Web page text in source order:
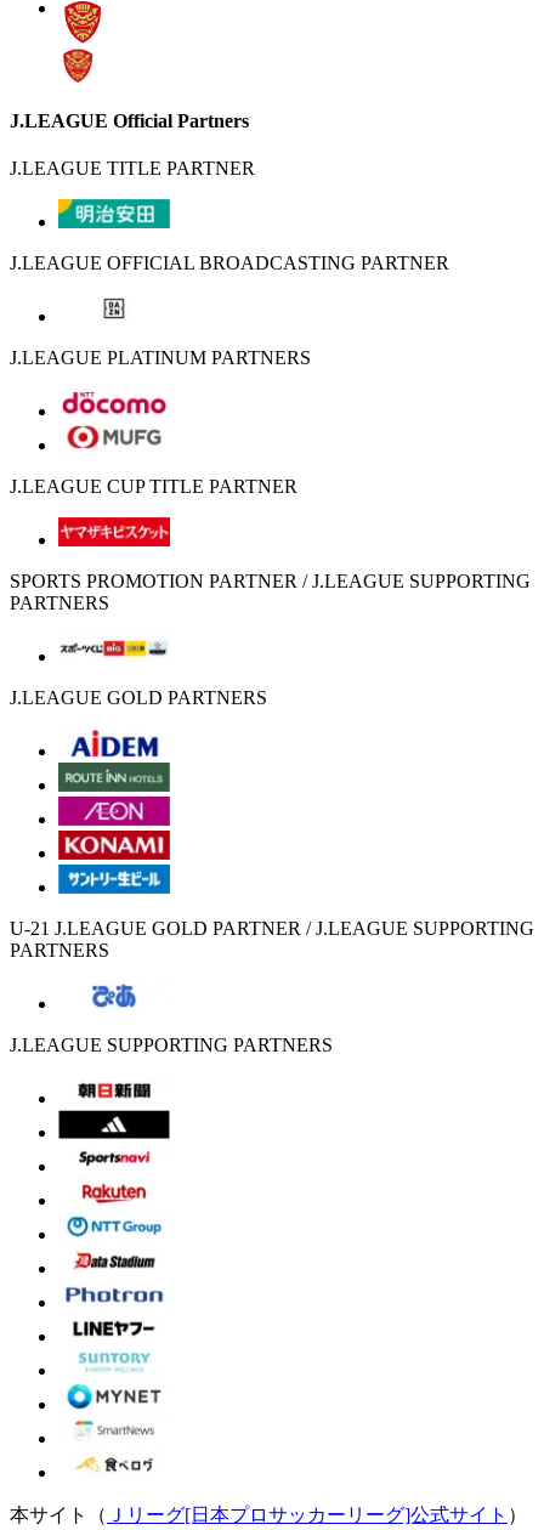
J.LEAGUE Official Partners
J.LEAGUE TITLE PARTNER
J.LEAGUE OFFICIAL BROADCASTING PARTNER
J.LEAGUE PLATINUM PARTNERS
J.LEAGUE CUP TITLE PARTNER
SPORTS PROMOTION PARTNER / J.LEAGUE SUPPORTING
PARTNERS
J.LEAGUE GOLD PARTNERS
U-21 J.LEAGUE GOLD PARTNER / J.LEAGUE SUPPORTING
PARTNERS
J.LEAGUE SUPPORTING PARTNERS
本サイト（ Ｊリーグ[日本プロサッカーリーグ]公式サイト ）